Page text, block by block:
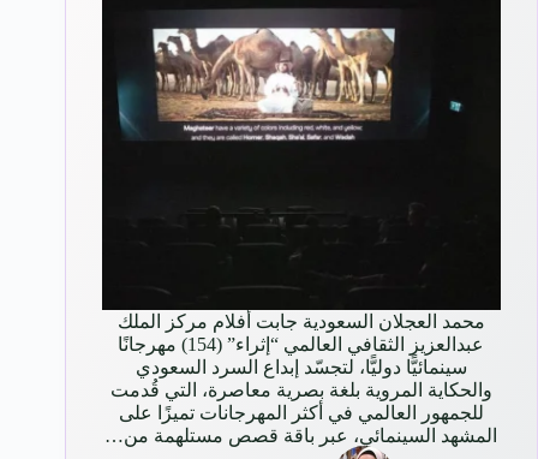
محمد العجلان السعودية جابت أفلام مركز الملك
عبدالعزيز الثقافي العالمي “إثراء” (154) مهرجانًا
سينمائيًّا دوليًّا، لتجسّد إبداع السرد السعودي
والحكاية المروية بلغة بصرية معاصرة، التي قُدمت
للجمهور العالمي في أكثر المهرجانات تميزًا على
المشهد السينمائي، عبر باقة قصص مستلهمة من…